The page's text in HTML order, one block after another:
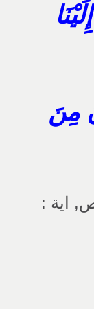
مِنَ
اية :